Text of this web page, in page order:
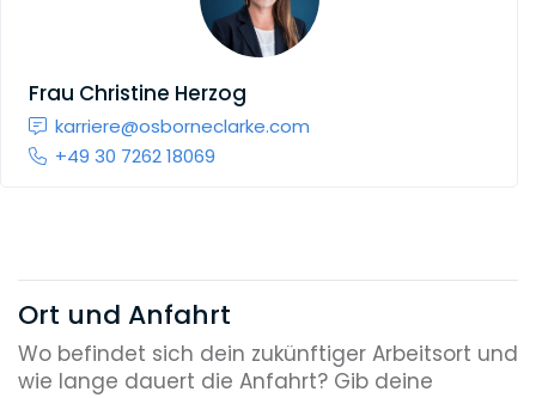
Frau Christine Herzog
karriere@osborneclarke.com
+49 30 7262 18069
Ort und Anfahrt
Wo befindet sich dein zukünftiger Arbeitsort und
wie lange dauert die Anfahrt? Gib deine